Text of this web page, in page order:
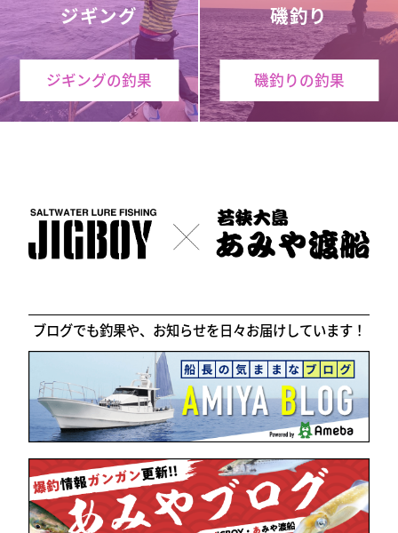
ジギング
ジギングの釣果
磯釣り
磯釣りの釣果
ブログでも釣果や、お知らせを日々お届けしています！